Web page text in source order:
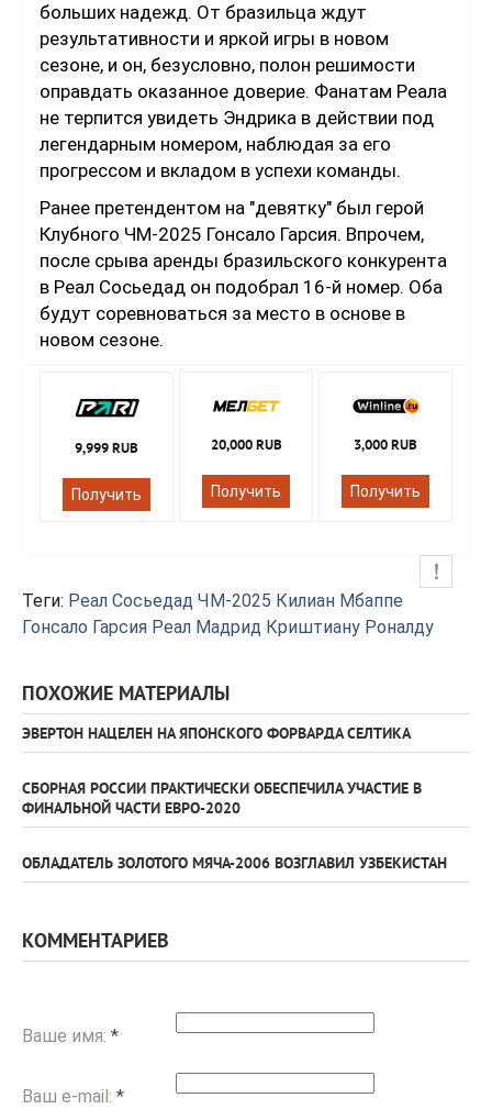
больших надежд. От бразильца ждут
результативности и яркой игры в новом
сезоне, и он, безусловно, полон решимости
оправдать оказанное доверие. Фанатам Реала
не терпится увидеть Эндрика в действии под
легендарным номером, наблюдая за его
прогрессом и вкладом в успехи команды.
Ранее претендентом на "девятку" был герой
Клубного ЧМ-2025 Гонсало Гарсия. Впрочем,
после срыва аренды бразильского конкурента
в Реал Сосьедад он подобрал 16-й номер. Оба
будут соревноваться за место в основе в
новом сезоне.
9,999 RUB
Получить
20,000 RUB
Получить
3,000 RUB
Получить
Теги: Реал Сосьедад ЧМ-2025 Килиан Мбаппе
Гонсало Гарсия Реал Мадрид Криштиану Роналду
ПОХОЖИЕ МАТЕРИАЛЫ
ЭВЕРТОН НАЦЕЛЕН НА ЯПОНСКОГО ФОРВАРДА СЕЛТИКА
СБОРНАЯ РОССИИ ПРАКТИЧЕСКИ ОБЕСПЕЧИЛА УЧАСТИЕ В
ФИНАЛЬНОЙ ЧАСТИ ЕВРО-2020
ОБЛАДАТЕЛЬ ЗОЛОТОГО МЯЧА-2006 ВОЗГЛАВИЛ УЗБЕКИСТАН
КОММЕНТАРИЕВ
Ваше имя: *
Ваш e-mail: *